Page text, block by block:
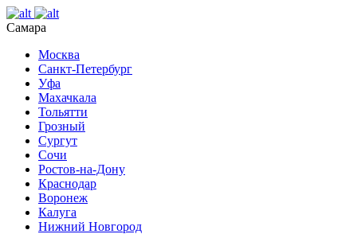
Самара
Москва
Санкт-Петербург
Уфа
Махачкала
Тольятти
Грозный
Сургут
Сочи
Ростов-на-Дону
Краснодар
Воронеж
Калуга
Нижний Новгород